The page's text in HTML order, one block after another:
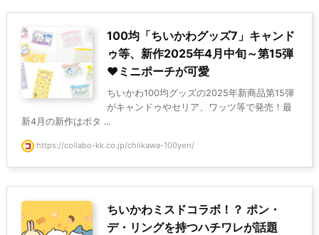
100均「ちいかわグッズ7」キャンド
ゥ等、新作2025年4月中旬～第15弾
♥ミニポーチが可愛
ちいかわ100均グッズの2025年新商品第15弾
がキャンドゥやセリア、ワッツ等で発売！最
新4月の新作はボタ ...
https://collabo-kk.co.jp/chiikawa-100yen/
ちいかわミスドコラボ！？ ポン・
デ・リングを持つハチワレが話題